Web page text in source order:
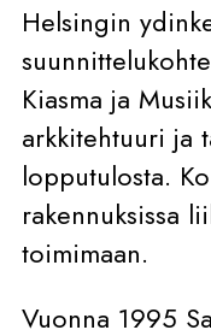
Helsingin
Kiasma ja
arkkitehtuuri ja
lopputulosta.
rakennuksissa
toimimaan.
Vuonna 1995